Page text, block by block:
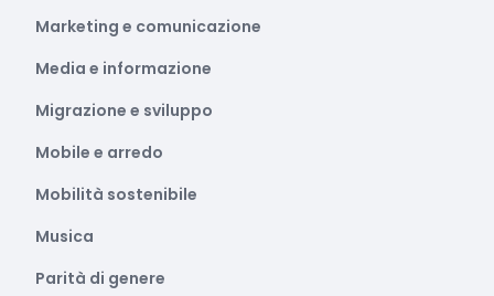
Marketing e comunicazione
Media e informazione
Migrazione e sviluppo
Mobile e arredo
Mobilità sostenibile
Musica
Parità di genere